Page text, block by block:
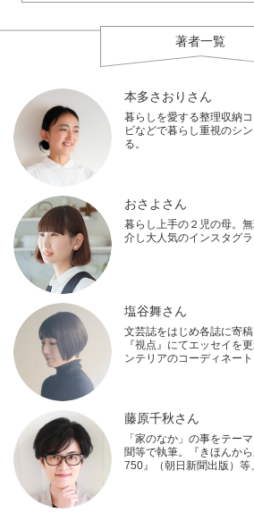
著者一覧
本多さおりさん
暮らしを愛する整理収納
ビなどで暮らし重視のシ
る。
おさよさん
暮らし上手の２児の母。
介し大人気のインスタグラ
塩谷舞さん
文芸誌をはじめ各誌に寄
『視点』にてエッセイを
ンテリアのコーディネート
藤原千秋さん
「家のなか」の事をテー
聞等で執筆。『きほんか
750』（朝日新聞出版）等